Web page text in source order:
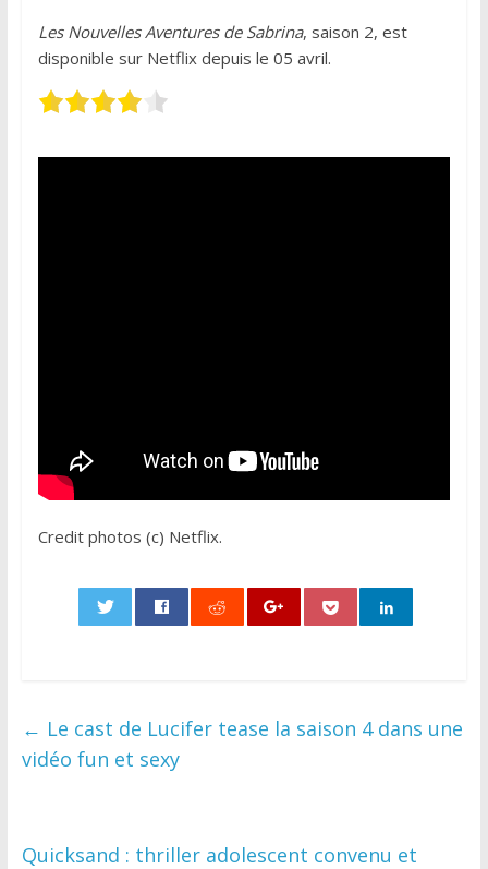
Les Nouvelles Aventures de Sabrina, saison 2, est
disponible sur Netflix depuis le 05 avril.
Credit photos (c) Netflix.
← Le cast de Lucifer tease la saison 4 dans une
vidéo fun et sexy
Quicksand : thriller adolescent convenu et